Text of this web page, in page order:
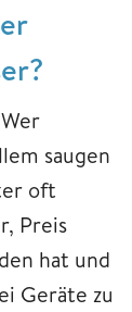
saugen
oft
Preis
hat und
Geräte zu